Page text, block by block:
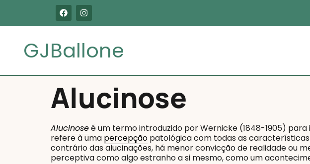
GJBallone
Alucinose
Alucinoseé um termo introduzido por Wernicke (1848-1905)
refere à uma percepção patológica com todas as
contrário das alucinações, há menor convicção de realidade ou
perceptiva como algo estranho a si mesmo, como um